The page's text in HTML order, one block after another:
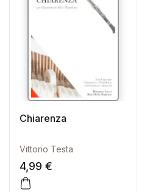
Chiarenza
Vittorio Testa
4,99 €